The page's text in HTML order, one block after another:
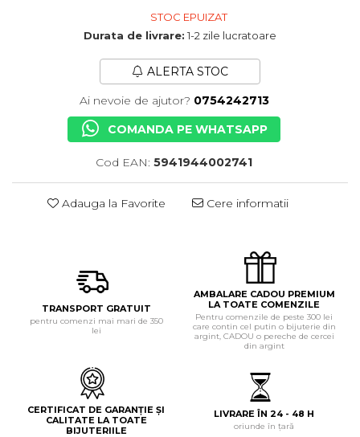
STOC EPUIZAT
Durata de livrare: 1-2 zile lucratoare
ALERTA STOC
Ai nevoie de ajutor? 0754242713
COMANDA PE WHATSAPP
Cod EAN: 5941944002741
Adauga la Favorite Cere informatii
TRANSPORT GRATUIT
pentru comenzi mai mari de 350
lei
AMBALARE CADOU PREMIUM
LA TOATE COMENZILE
Pentru comenzile de peste 300 lei
care contin cel putin o bijuterie din
argint, CADOU o pereche de cercei
din argint
CERTIFICAT DE GARANȚIE ȘI
CALITATE LA TOATE
BIJUTERIILE
LIVRARE ÎN 24 - 48 H
oriunde în țară